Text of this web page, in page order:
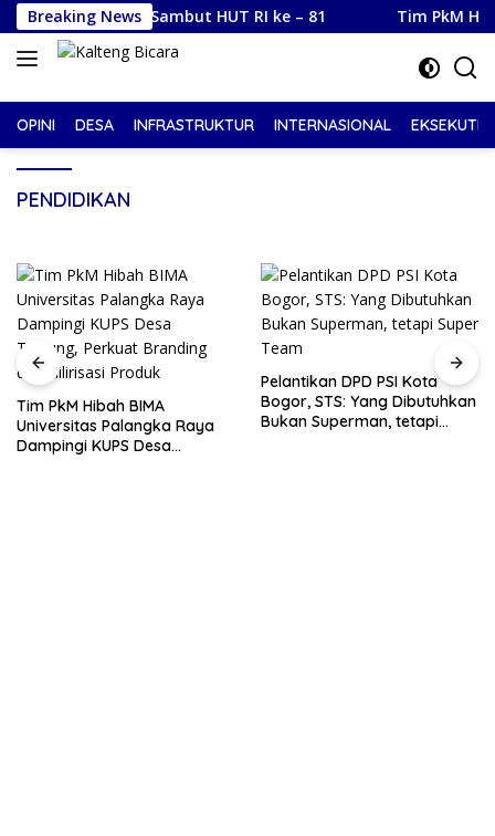
Langsung
ke
konten
Breaking News
Jalan Sambut HUT RI ke – 81 Tim PkM Hibah
OPINI DESA INFRASTRUKTUR INTERNASIONAL EKSEKUTIF
PENDIDIKAN
Tim PkM Hibah BIMA
Universitas Palangka Raya
Dampingi KUPS Desa
Pelantikan DPD PSI Kota
Bogor, STS: Yang Dibutuhkan
Bukan Superman, tetapi